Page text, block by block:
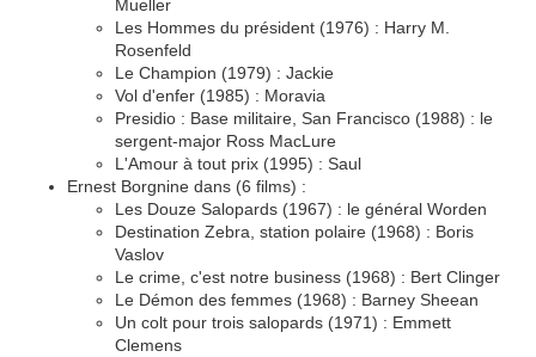
Mueller
Les Hommes du président (1976) : Harry M.
Rosenfeld
Le Champion (1979) : Jackie
Vol d'enfer (1985) : Moravia
Presidio : Base militaire, San Francisco (1988) : le
sergent-major Ross MacLure
L'Amour à tout prix (1995) : Saul
Ernest Borgnine dans (6 films) :
Les Douze Salopards (1967) : le général Worden
Destination Zebra, station polaire (1968) : Boris
Vaslov
Le crime, c'est notre business (1968) : Bert Clinger
Le Démon des femmes (1968) : Barney Sheean
Un colt pour trois salopards (1971) : Emmett
Clemens